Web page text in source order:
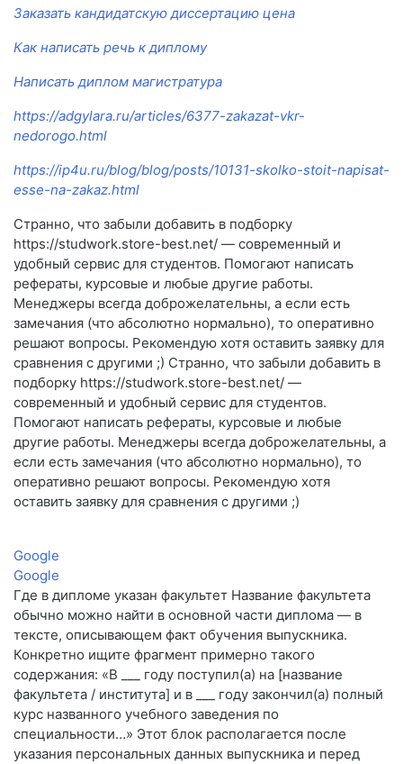
Заказать кандидатскую диссертацию цена
Как написать речь к диплому
Написать диплом магистратура
https://adgylara.ru/articles/6377-zakazat-vkr-
nedorogo.html
https://ip4u.ru/blog/blog/posts/10131-skolko-stoit-napisat-
esse-na-zakaz.html
Странно, что забыли добавить в подборку
https://studwork.store-best.net/ — современный и
удобный сервис для студентов. Помогают написать
рефераты, курсовые и любые другие работы.
Менеджеры всегда доброжелательны, а если есть
замечания (что абсолютно нормально), то оперативно
решают вопросы. Рекомендую хотя оставить заявку для
сравнения с другими ;) Странно, что забыли добавить в
подборку https://studwork.store-best.net/ —
современный и удобный сервис для студентов.
Помогают написать рефераты, курсовые и любые
другие работы. Менеджеры всегда доброжелательны, а
если есть замечания (что абсолютно нормально), то
оперативно решают вопросы. Рекомендую хотя
оставить заявку для сравнения с другими ;)
Google
Google
Где в дипломе указан факультет Название факультета
обычно можно найти в основной части диплома — в
тексте, описывающем факт обучения выпускника.
Конкретно ищите фрагмент примерно такого
содержания: «В ___ году поступил(а) на [название
факультета / института] и в ___ году закончил(а) полный
курс названного учебного заведения по
специальности…» Этот блок располагается после
указания персональных данных выпускника и перед